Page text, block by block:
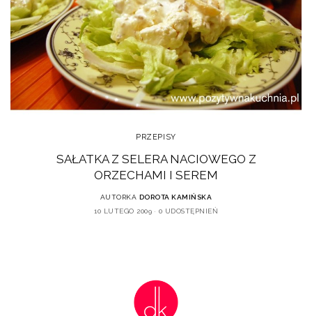
PRZEPISY
SAŁATKA Z SELERA NACIOWEGO Z
ORZECHAMI I SEREM
AUTORKA DOROTA KAMIŃSKA
10 LUTEGO 2009
0 UDOSTĘPNIEŃ